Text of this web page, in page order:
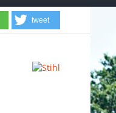
tweet